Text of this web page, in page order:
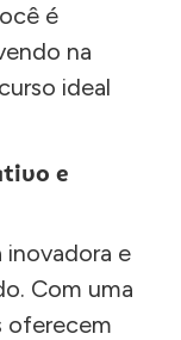
é
na
ideal
e
inovadora e
Com uma
oferecem